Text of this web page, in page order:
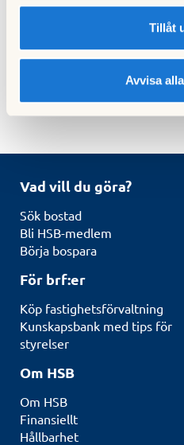
Tillåt
Avvisa
för att förhindra framtida
Vid frågor, välkommen att
Informations- och IT-
Vad vill du göra?
Sök bostad
Bli HSB-medlem
Börja bospara
För brf:er
Köp fastighetsförvaltning
Kunskapsbank med tips för
styrelser
Om HSB
Om HSB
Finansiellt
Hållbarhet